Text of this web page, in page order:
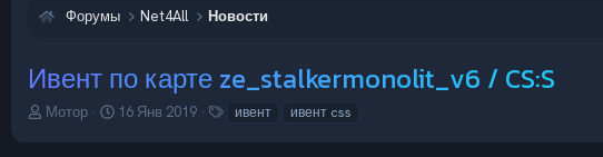
Форумы Net4All Новости
Ивент по карте ze_stalkermonolit_v6 / CS:S
А
Мотор
Д16 Янв 2019
Т ивент ивент css